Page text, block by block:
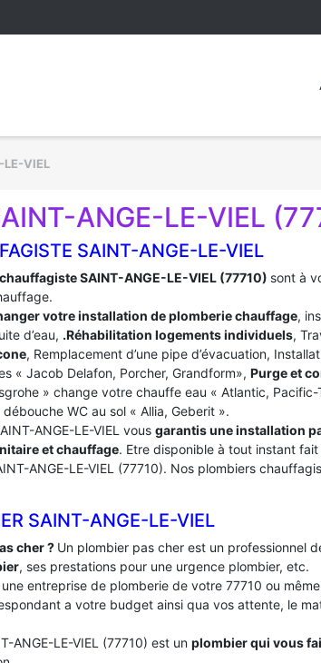
VIEL
ANGE-LE-VIEL
SAINT-ANGE-LE-VIEL
SAINT-ANGE-LE-VIEL (77710) sont à
votre installation de plomberie chauffage,
d’eau, .Réhabilitation logements individuels,
, Remplacement d’une pipe d’évacuation,
« Jacob Delafon, Porcher, Grandform», Purge et
» change votre chauffe eau « Atlantic,
WC au sol « Allia, Geberit ».
ANGE-LE-VIEL vous garantis une installation
et chauffage. Etre disponible à tout instant
ANGE-LE-VIEL (77710). Nos plombiers
SAINT-ANGE-LE-VIEL
cher ? Un plombier pas cher est un professionnel
, ses prestations pour une urgence plombier, etc.
entreprise de plomberie de votre 77710 ou
a votre budget ainsi qua vos attente, le
ANGE-LE-VIEL (77710) est un plombier qui vous